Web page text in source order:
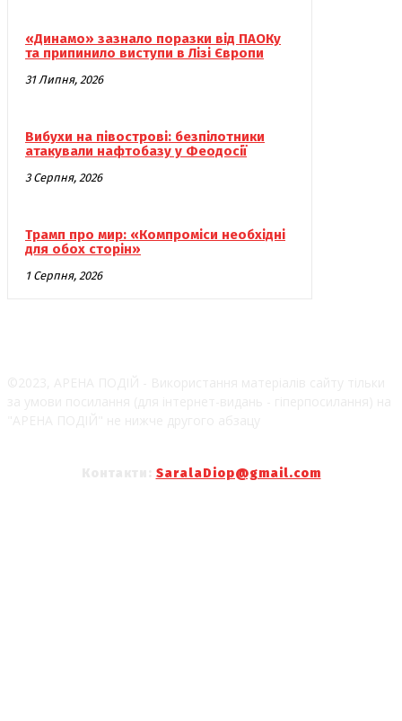
«Динамо» зазнало поразки від ПАОКу
та припинило виступи в Лізі Європи
31 Липня, 2026
Вибухи на півострові: безпілотники
атакували нафтобазу у Феодосії
3 Серпня, 2026
Трамп про мир: «Компроміси необхідні
для обох сторін»
1 Серпня, 2026
SaralaDiop@gmail.com